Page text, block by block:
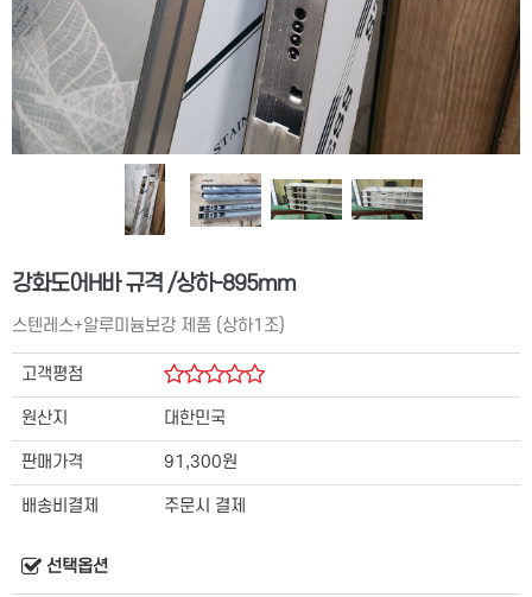
강화도어H바 규격 /상하-895mm
스텐레스+알루미늄보강 제품 (상하1조)
고객평점
원산지 대한민국
판매가격 91,300원
배송비결제 주문시 결제
선택옵션